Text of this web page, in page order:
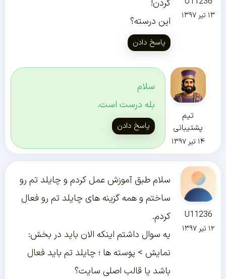
۱۳ تیر ۱۳۹۷
کردن!
این درسته؟
پاسخ دادن
تیم
پشتیبانی
۱۴ تیر ۱۳۹۷
سلام
بله درست است.
پاسخ دادن
U11236
۱۲ تیر ۱۳۹۷
سلام طبق آموزش عمل کردم و چایلد تم رو
ساختم و همه گزینه های چایلد تم رو فعال
کردم.
یه سوال داشتم اینکه الان باید در بخش:
نمایش > پوسته ها ؛ چایلد تم باید فعال
باشد یا قالب اصلی سایت؟